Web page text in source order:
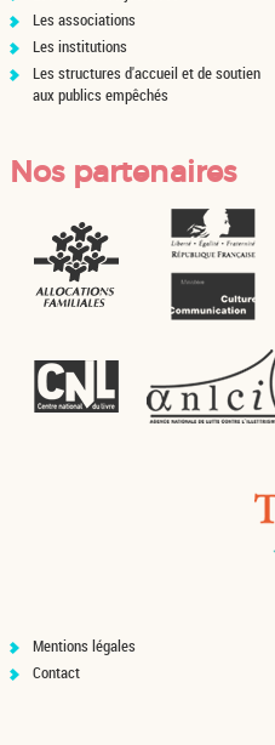
Les associations
Les institutions
Les structures d'accueil et de soutien
aux publics empêchés
Nos partenaires
Mentions légales
Contact